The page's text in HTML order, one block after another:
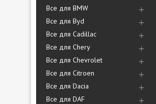
Все для BMW
Все для Byd
Все для Cadillac
Все для Chery
Все для Chevrolet
Все для Citroen
Все для Dacia
Все для DAF